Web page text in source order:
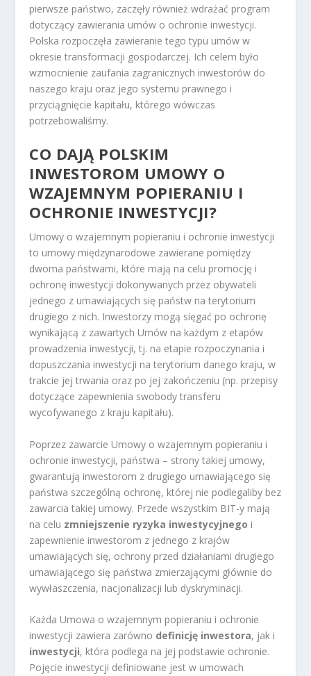
pierwsze państwo, zaczęły również wdrażać program
dotyczący zawierania umów o ochronie inwestycji.
Polska rozpoczęła zawieranie tego typu umów w
okresie transformacji gospodarczej. Ich celem było
wzmocnienie zaufania zagranicznych inwestorów do
naszego kraju oraz jego systemu prawnego i
przyciągnięcie kapitału, którego wówczas
potrzebowaliśmy.
CO DAJĄ POLSKIM
INWESTOROM UMOWY O
WZAJEMNYM POPIERANIU I
OCHRONIE INWESTYCJI?
Umowy o wzajemnym popieraniu i ochronie inwestycji
to umowy międzynarodowe zawierane pomiędzy
dwoma państwami, które mają na celu promocję i
ochronę inwestycji dokonywanych przez obywateli
jednego z umawiających się państw na terytorium
drugiego z nich. Inwestorzy mogą sięgać po ochronę
wynikającą z zawartych Umów na każdym z etapów
prowadzenia inwestycji, tj. na etapie rozpoczynania i
dopuszczania inwestycji na terytorium danego kraju, w
trakcie jej trwania oraz po jej zakończeniu (np. przepisy
dotyczące zapewnienia swobody transferu
wycofywanego z kraju kapitału).
Poprzez zawarcie Umowy o wzajemnym popieraniu i
ochronie inwestycji, państwa – strony takiej umowy,
gwarantują inwestorom z drugiego umawiającego się
państwa szczególną ochronę, której nie podlegaliby bez
zawarcia takiej umowy. Przede wszystkim BIT-y mają
na celu zmniejszenie ryzyka inwestycyjnego i
zapewnienie inwestorom z jednego z krajów
umawiających się, ochrony przed działaniami drugiego
umawiającego się państwa zmierzającymi głównie do
wywłaszczenia, nacjonalizacji lub dyskryminacji.
Każda Umowa o wzajemnym popieraniu i ochronie
inwestycji zawiera zarówno definicję inwestora, jak i
inwestycji, która podlega na jej podstawie ochronie.
Pojęcie inwestycji definiowane jest w umowach